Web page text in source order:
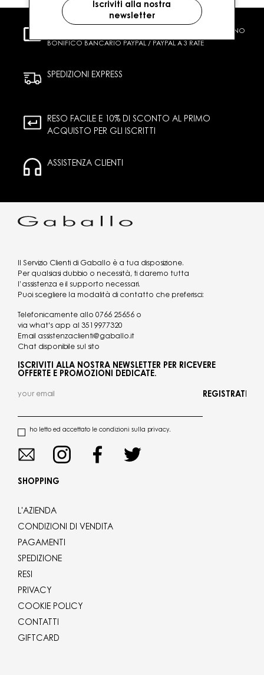
CARTA DI CREDITO CONTRASSEGNO
BONIFICO BANCARIO PAYPAL / PAYPAL A 3 RATE
SPEDIZIONI EXPRESS
RESO FACILE E 10% DI SCONTO AL PRIMO
ACQUISTO PER GLI ISCRITTI
ASSISTENZA CLIENTI
Il Servizio Clienti di Gaballo è a tua disposizione.
Per qualsiasi dubbio o necessità, ti daremo tutta
l’assistenza e il supporto necessari.
Puoi scegliere la modalità di contatto che preferisci:
Telefonicamente allo 0766 25656 o
via what's app al 3519977320
Email assistenzaclienti@gaballo.it
Chat disponibile sul sito
ISCRIVITI ALLA NOSTRA NEWSLETTER PER RICEVERE
OFFERTE E PROMOZIONI DEDICATE.
ho letto ed accettato le condizioni sulla privacy.
REGISTRATI
SHOPPING
L'AZIENDA
CONDIZIONI DI VENDITA
PAGAMENTI
SPEDIZIONE
RESI
PRIVACY
COOKIE POLICY
CONTATTI
GIFTCARD
Iscriviti alla nostra
newsletter